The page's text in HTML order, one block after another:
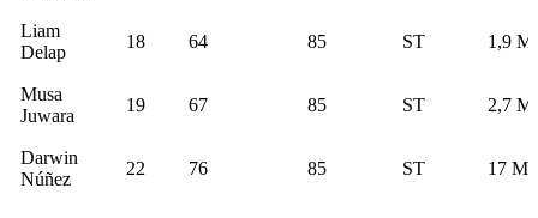
Liam
Delap
18 64 85 ST 1,9
Musa
Juwara
19 67 85 ST 2,7
Darwin
Núñez
22 76 85 ST 17